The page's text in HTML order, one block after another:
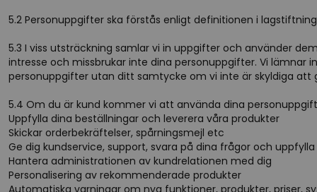
5.2 Personuppgifter ska förstås enligt definitionen i
5.3 I viss utsträckning samlar vi in uppgifter och använder
intresse och missbrukar inte dina personuppgifter. Vi lämnar
personuppgifter utan ditt samtycke om vi inte är skyldiga att
5.4 Om du är kund kommer vi att använda dina
Uppfylla dina beställningar och leverera våra produkter
Skickar orderbekräftelser, spårningsmejl etc
Ge dig kundservice, support, svara på dina frågor och
Hantera administrationen av kundrelationen med dig
Personalisering av rekommenderade produkter